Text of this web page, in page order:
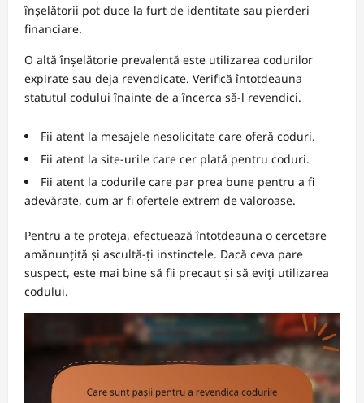
înșelătorii pot duce la furt de identitate sau pierderi
financiare.
O altă înșelătorie prevalentă este utilizarea codurilor
expirate sau deja revendicate. Verifică întotdeauna
statutul codului înainte de a încerca să-l revendici.
Fii atent la mesajele nesolicitate care oferă coduri.
Fii atent la site-urile care cer plată pentru coduri.
Fii atent la codurile care par prea bune pentru a fi
adevărate, cum ar fi ofertele extrem de valoroase.
Pentru a te proteja, efectuează întotdeauna o cercetare
amănunțită și ascultă-ți instinctele. Dacă ceva pare
suspect, este mai bine să fii precaut și să eviți utilizarea
codului.